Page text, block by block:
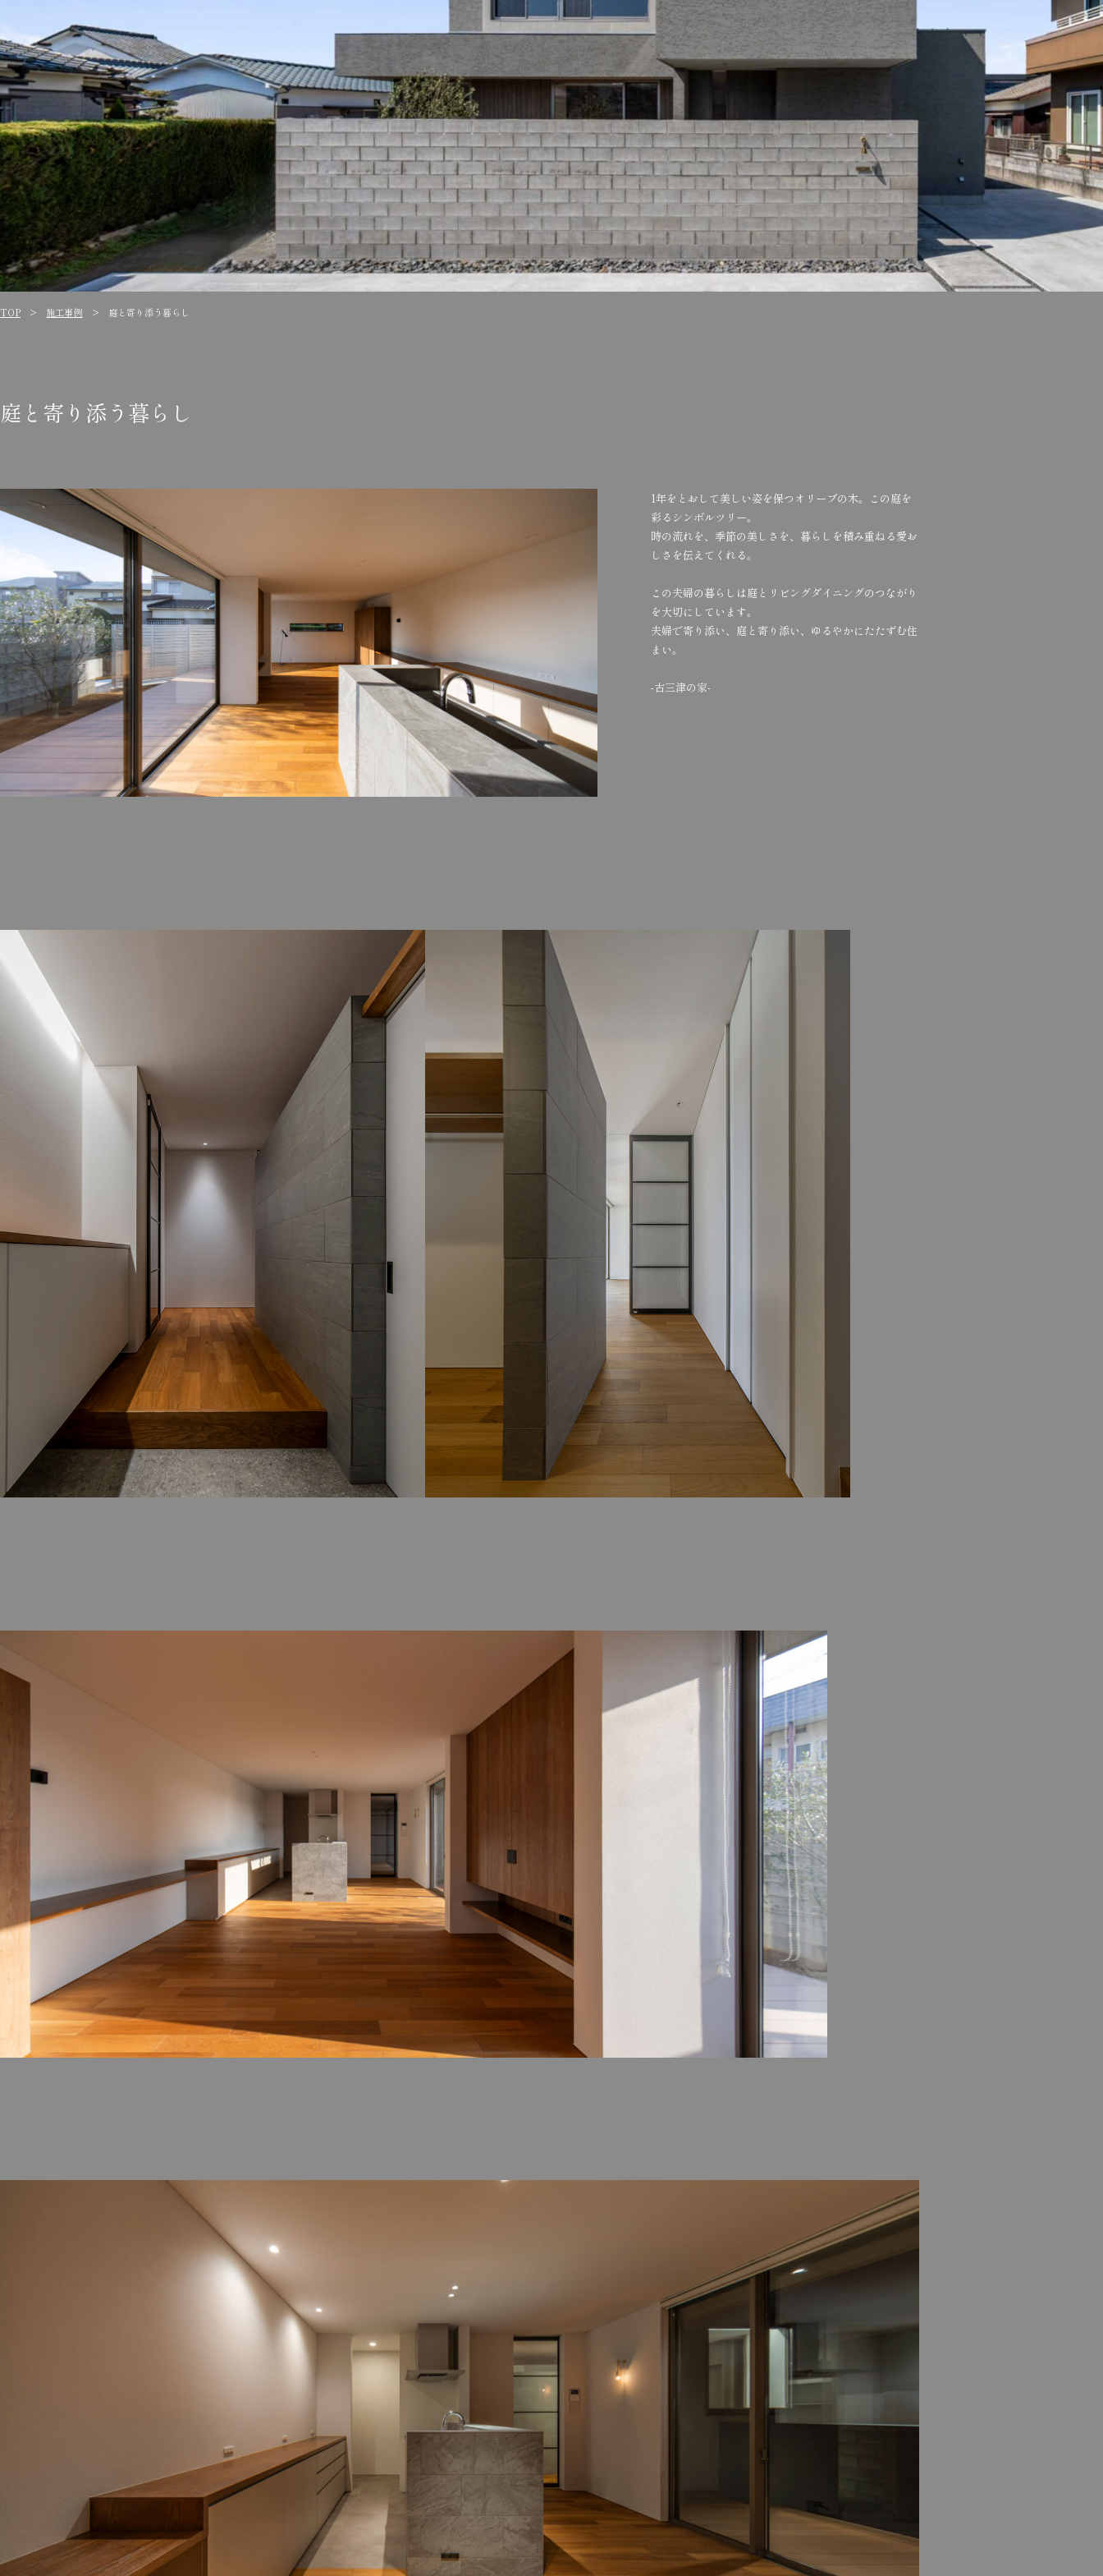
コンセプト
イベント・お知らせ
施工事例
企業情報
TOP 施工事例 庭と寄り添う暮らし
庭と寄り添う暮らし
1年をとおして美しい姿を保つオリーブの木。この庭を
彩るシンボルツリー。
時の流れを、季節の美しさを、暮らしを積み重ねる愛お
しさを伝えてくれる。
この夫婦の暮らしは庭とリビングダイニングのつながり
を大切にしています。
夫婦で寄り添い、庭と寄り添い、ゆるやかにたたずむ住
まい。
-古三津の家-